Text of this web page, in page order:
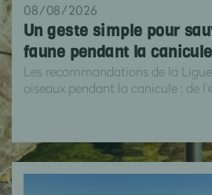
08/08/2026
Un geste simple pour
faune pendant la canicule
Les recommandations de la
oiseaux pendant la canicule : de